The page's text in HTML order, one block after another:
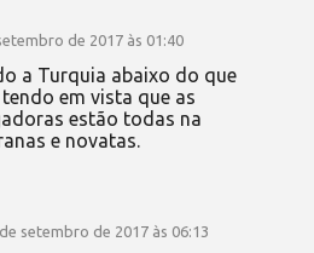
de 2017 às 01:40
a Turquia abaixo do que
em vista que as
estão todas na
e novatas.
setembro de 2017 às 06:13